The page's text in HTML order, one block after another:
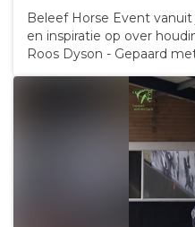
Beleef Horse Event
en inspiratie op over
Roos Dyson - Gepaard